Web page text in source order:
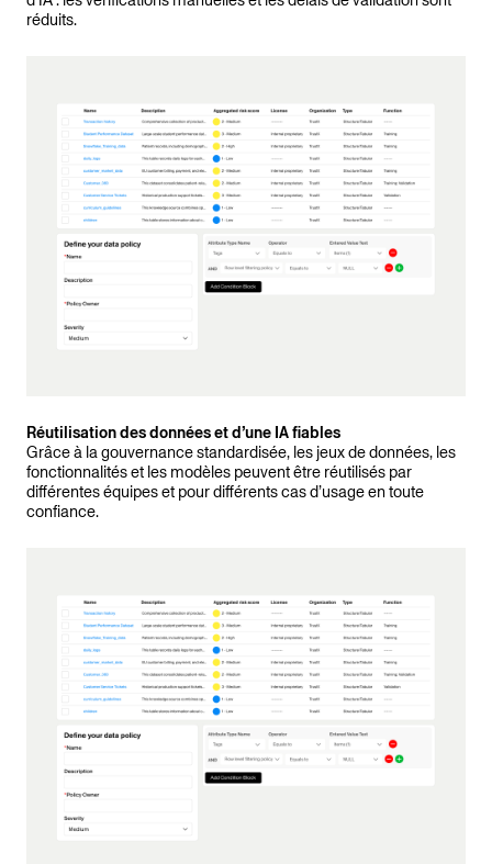
réduits.
Réutilisation des données et d’une IA fiables
Grâce à la gouvernance standardisée, les jeux de données, les
fonctionnalités et les modèles peuvent être réutilisés par
différentes équipes et pour différents cas d’usage en toute
confiance.